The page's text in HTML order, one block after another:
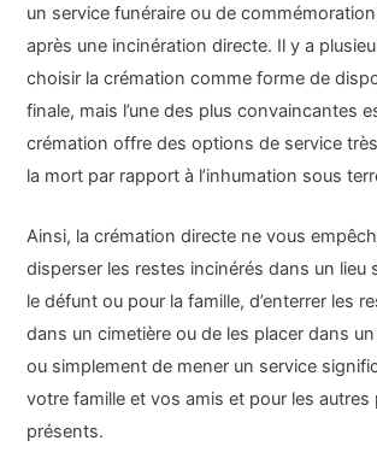
un service funéraire ou de
après une incinération directe. Il y a
choisir la crémation comme forme de
finale, mais l’une des plus convaincantes
crémation offre des options de service
la mort par rapport à l’inhumation sous
Ainsi, la crémation directe ne vous
disperser les restes incinérés dans un lieu
le défunt ou pour la famille, d’enterrer les
dans un cimetière ou de les placer dans
ou simplement de mener un service
votre famille et vos amis et pour les autres
présents.